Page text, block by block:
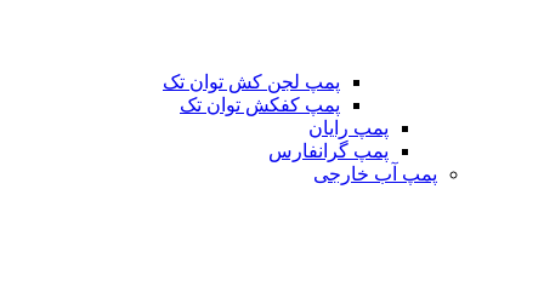
پمپ لجن کش توان تک
پمپ کفکش توان تک
پمپ رایان
پمپ گرانفارس
پمپ آب خارجی